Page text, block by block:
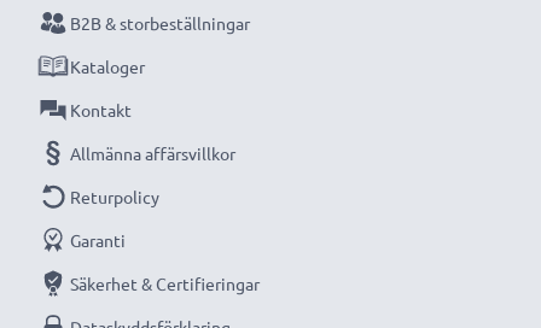
B2B & storbeställningar
Kataloger
Kontakt
Allmänna affärsvillkor
Returpolicy
Garanti
Säkerhet & Certifieringar